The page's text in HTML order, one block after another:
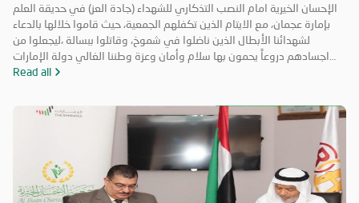
الإحسان الخيرية امام النصب التذكاري للشهداء (جادة العز) في حديقة العلم
بإمارة عجمان، مع الايتام الذين تكفلهم الجمعية، حيث قاموا خلالها بالدعاء
لشهدائنا الأبطال الذين ناضلوا في شموخ، وقاتلوا ببسالة ،ليجعلوا من
اجسادهم دروعاً يحمون بها سلام وأمان وعزة وطننا الغالي دولة الإمارات
العربية المتحدة وشعبها المقدام .. فسلاماً ورحمة على أرواح شهدائنا
Read all